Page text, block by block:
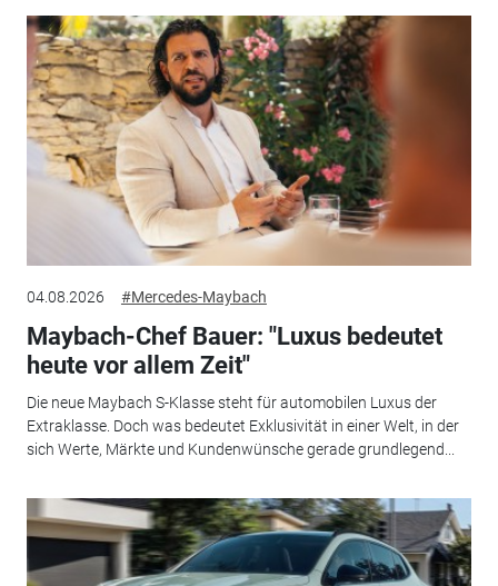
04.08.2026 #Mercedes-Maybach
Maybach-Chef Bauer: "Luxus bedeutet
heute vor allem Zeit"
Die neue Maybach S-Klasse steht für automobilen Luxus der
Extraklasse. Doch was bedeutet Exklusivität in einer Welt, in der
sich Werte, Märkte und Kundenwünsche gerade grundlegend...